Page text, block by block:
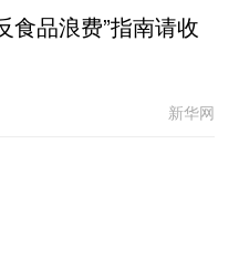
食品浪费”指南请收
新华网